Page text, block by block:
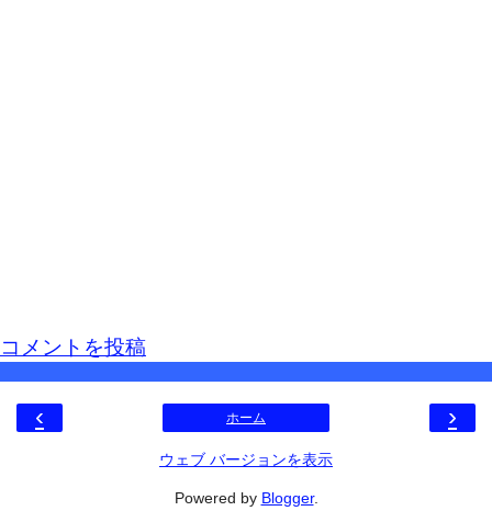
コメントを投稿
‹ ›
ホーム
ウェブ バージョンを表示
Powered by Blogger.